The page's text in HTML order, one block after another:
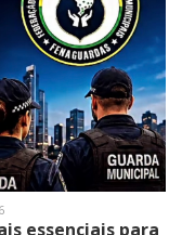
essenciais para